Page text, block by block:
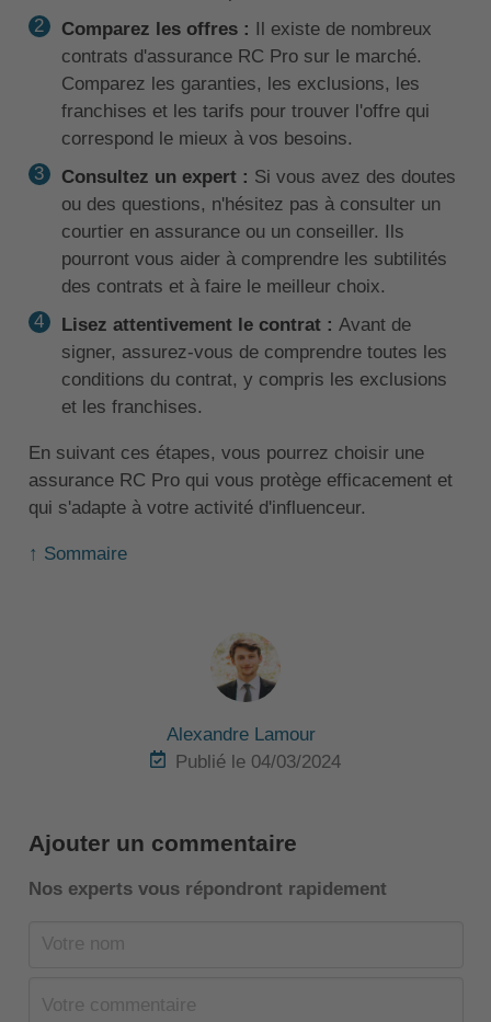
Comparez les offres : Il existe de nombreux
contrats d'assurance RC Pro sur le marché.
Comparez les garanties, les exclusions, les
franchises et les tarifs pour trouver l'offre qui
correspond le mieux à vos besoins.
Consultez un expert : Si vous avez des doutes
ou des questions, n'hésitez pas à consulter un
courtier en assurance ou un conseiller. Ils
pourront vous aider à comprendre les subtilités
des contrats et à faire le meilleur choix.
Lisez attentivement le contrat : Avant de
signer, assurez-vous de comprendre toutes les
conditions du contrat, y compris les exclusions
et les franchises.
En suivant ces étapes, vous pourrez choisir une
assurance RC Pro qui vous protège efficacement et
qui s'adapte à votre activité d'influenceur.
↑ Sommaire
Alexandre Lamour
Publié le 04/03/2024
Ajouter un commentaire
Nos experts vous répondront rapidement